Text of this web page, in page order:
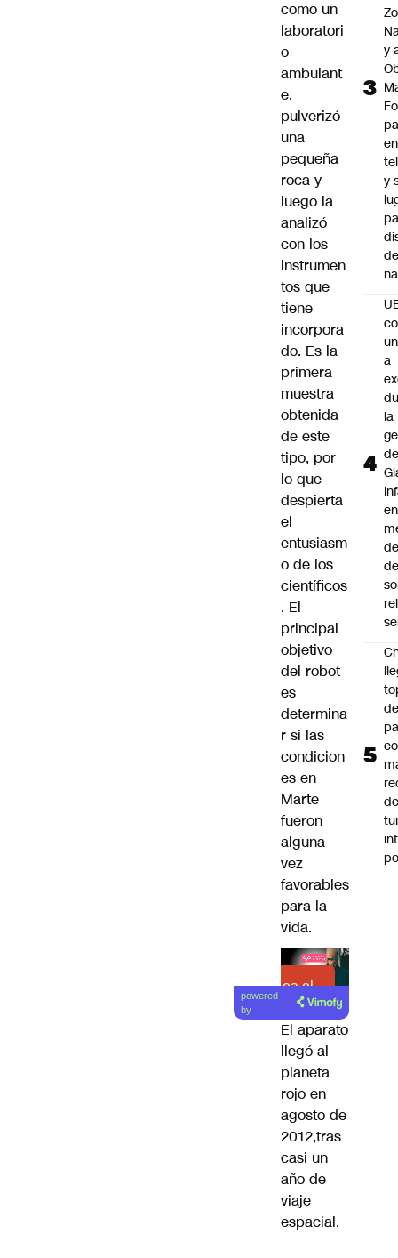
como un
laboratori
o
ambulant
e,
pulverizó
una
pequeña
roca y
luego la
analizó
con los
instrumen
tos que
tiene
incorpora
do. Es la
primera
muestra
obtenida
de este
tipo, por
lo que
despierta
el
entusiasm
o de los
científicos
. El
principal
objetivo
del robot
es
determina
r si las
condicion
es en
Marte
fueron
alguna
vez
favorables
para la
vida.
Lea el
artículo
powered
by
El aparato
llegó al
planeta
rojo en
agosto de
2012,tras
casi un
año de
viaje
espacial.
y
en
y
a
la
de
en
de